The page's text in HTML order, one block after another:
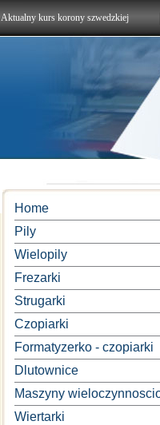
Aktualny kurs korony szwedzkiej
Home
Pily
Wielopily
Frezarki
Strugarki
Czopiarki
Formatyzerko - czopiarki
Dlutownice
Maszyny
Wiertarki